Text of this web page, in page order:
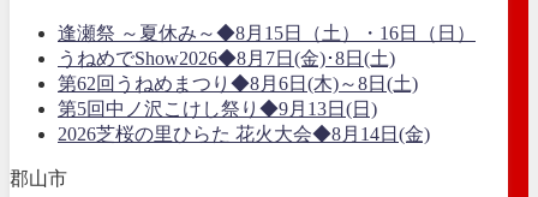
逢瀬祭 ～夏休み～◆8月15日（土）・16日（日）
うねめでShow2026◆8月7日(金)･8日(土)
第62回うねめまつり◆8月6日(木)～8日(土)
第5回中ノ沢こけし祭り◆9月13日(日)
2026芝桜の里ひらた 花火大会◆8月14日(金)
郡山市